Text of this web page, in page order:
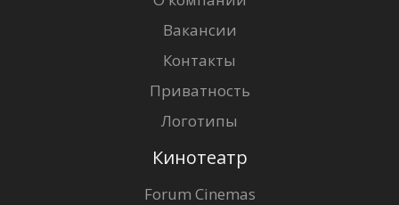
Вакансии
Контакты
Приватность
Логотипы
Кинотеатр
Forum Cinemas